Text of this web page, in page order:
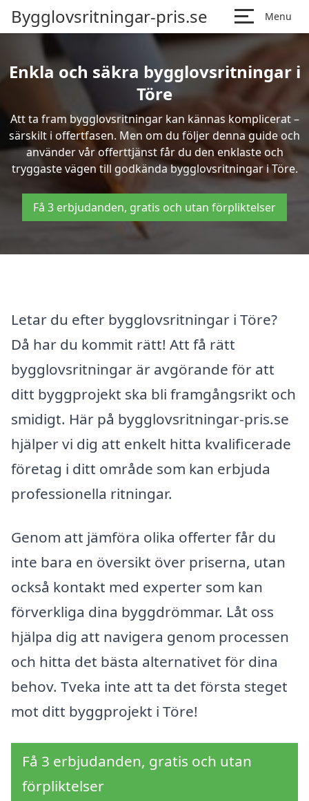
Bygglovsritningar-pris.se Menu
Enkla och säkra bygglovsritningar i
Töre
Att ta fram bygglovsritningar kan kännas komplicerat –
särskilt i offertfasen. Men om du följer denna guide och
använder vår offerttjänst får du den enklaste och
tryggaste vägen till godkända bygglovsritningar i Töre.
Få 3 erbjudanden, gratis och utan förpliktelser
Letar du efter bygglovsritningar i Töre?
Då har du kommit rätt! Att få rätt
bygglovsritningar är avgörande för att
ditt byggprojekt ska bli framgångsrikt och
smidigt. Här på bygglovsritningar-pris.se
hjälper vi dig att enkelt hitta kvalificerade
företag i ditt område som kan erbjuda
professionella ritningar.
Genom att jämföra olika offerter får du
inte bara en översikt över priserna, utan
också kontakt med experter som kan
förverkliga dina byggdrömmar. Låt oss
hjälpa dig att navigera genom processen
och hitta det bästa alternativet för dina
behov. Tveka inte att ta det första steget
mot ditt byggprojekt i Töre!
Få 3 erbjudanden, gratis och utan
förpliktelser